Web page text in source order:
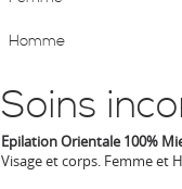
Homme
Soins
Epilation Orientale 100%
Visage et corps. Femme et